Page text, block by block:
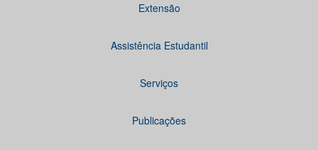
Extensão
Assistência Estudantil
Serviços
Publicações